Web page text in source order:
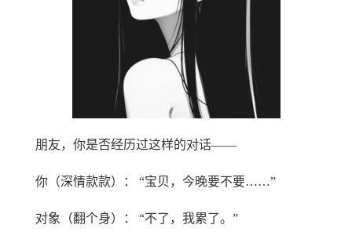
朋友，你是否经历过这样的对话——
你（深情款款）： “宝贝，今晚要不要……”
对象（翻个身）： “不了，我累了。”